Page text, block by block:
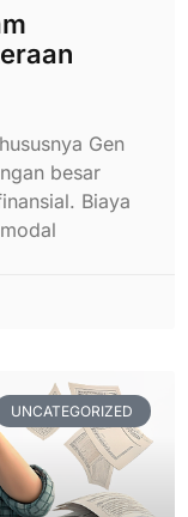
Gen
besar
Biaya
UNCATEGORIZED